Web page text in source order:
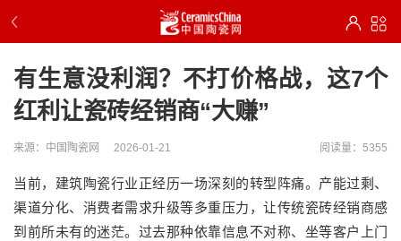
有生意没利润？不打价格战，这7个
红利让瓷砖经销商“大赚”
来源：中国陶瓷网 2026-01-21 阅读量：5355
当前，建筑陶瓷行业正经历一场深刻的转型阵痛。产能过剩、
渠道分化、消费者需求升级等多重压力，让传统瓷砖经销商感
到前所未有的迷茫。过去那种依靠信息不对称、坐等客户上门